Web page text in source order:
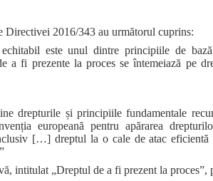
Directivei 2016/343 au următorul cuprins:
este unul dintre principiile de
a fi prezente la proces se întemeiază pe
drepturile și principiile fundamentale
europeană pentru apărarea
[…] dreptul la o cale de atac eficientă
intitulat „Dreptul de a fi prezent la proces”,